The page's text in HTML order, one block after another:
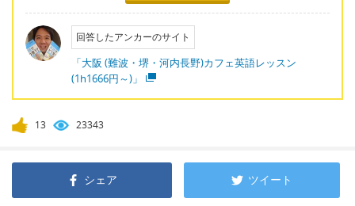
回答したアンカーのサイト
「大阪 (難波・堺・河内長野)カフェ英語レッスン
(1h1666円～)」
13 23343
シェア ツイート